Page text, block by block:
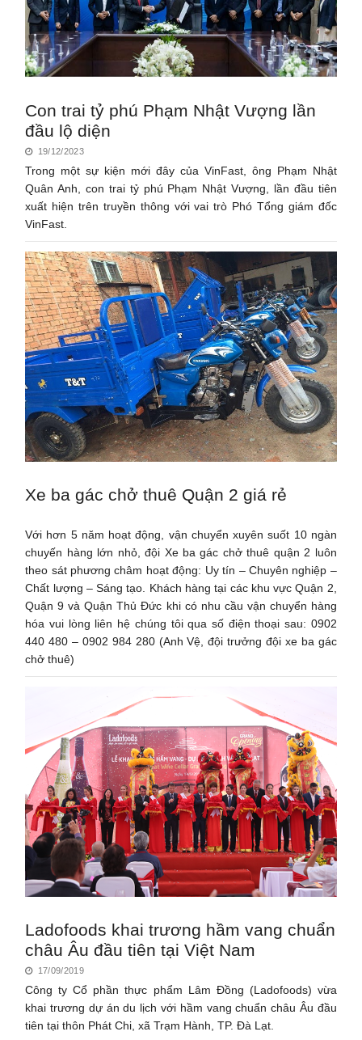
Con trai tỷ phú Phạm Nhật Vượng lần
đầu lộ diện
19/12/2023
Trong một sự kiện mới đây của VinFast, ông Phạm Nhật
Quân Anh, con trai tỷ phú Phạm Nhật Vượng, lần đầu tiên
xuất hiện trên truyền thông với vai trò Phó Tổng giám đốc
VinFast.
Xe ba gác chở thuê Quận 2 giá rẻ
Với hơn 5 năm hoạt động, vận chuyển xuyên suốt 10 ngàn
chuyến hàng lớn nhỏ, đội Xe ba gác chở thuê quận 2 luôn
theo sát phương châm hoạt động: Uy tín – Chuyên nghiệp –
Chất lượng – Sáng tạo. Khách hàng tại các khu vực Quận 2,
Quận 9 và Quận Thủ Đức khi có nhu cầu vận chuyển hàng
hóa vui lòng liên hệ chúng tôi qua số điện thoại sau: 0902
440 480 – 0902 984 280 (Anh Vệ, đội trưởng đội xe ba gác
chở thuê)
Ladofoods khai trương hầm vang chuẩn
châu Âu đầu tiên tại Việt Nam
17/09/2019
Công ty Cổ phần thực phẩm Lâm Đồng (Ladofoods) vừa
khai trương dự án du lịch với hầm vang chuẩn châu Âu đầu
tiên tại thôn Phát Chi, xã Trạm Hành, TP. Đà Lạt.